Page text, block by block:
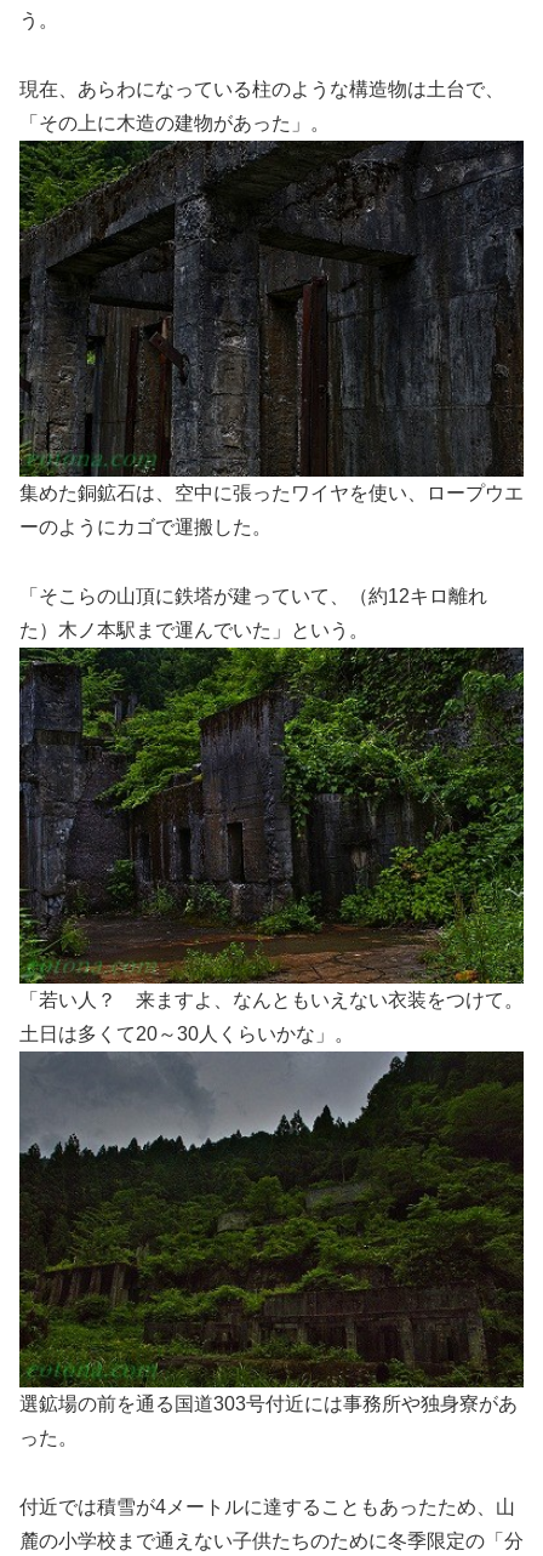
う。
現在、あらわになっている柱のような構造物は土台で、
「その上に木造の建物があった」。
集めた銅鉱石は、空中に張ったワイヤを使い、ロープウエ
ーのようにカゴで運搬した。
「そこらの山頂に鉄塔が建っていて、（約12キロ離れ
た）木ノ本駅まで運んでいた」という。
「若い人？ 来ますよ、なんともいえない衣装をつけて。
土日は多くて20～30人くらいかな」。
選鉱場の前を通る国道303号付近には事務所や独身寮があ
った。
付近では積雪が4メートルに達することもあったため、山
麓の小学校まで通えない子供たちのために冬季限定の「分